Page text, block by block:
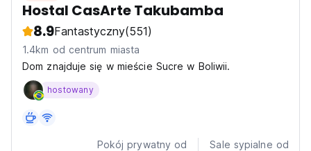
Hostal CasArte Takubamba
8.9Fantastyczny(551)
1.4km od centrum miasta
Dom znajduje się w mieście Sucre w Boliwii.
hostowany
Pokój prywatny od Sale sypialne od